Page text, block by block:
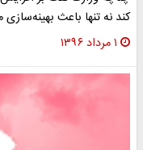
کند نه تنها باعث
۱ مرداد ۱۳۹۶